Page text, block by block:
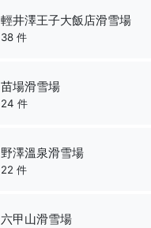
輕井澤王子大飯店滑雪場
38 件
苗場滑雪場
24 件
野澤溫泉滑雪場
22 件
六甲山滑雪場